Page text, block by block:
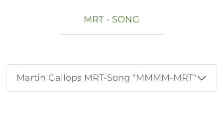
MRT - SONG
Martin Gallops MRT-Song "MMMM-MRT"